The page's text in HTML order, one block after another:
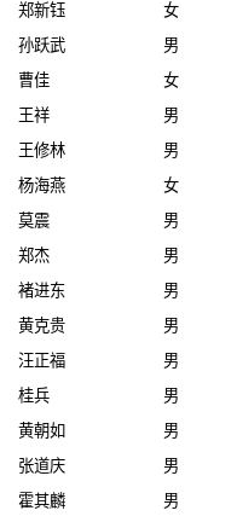
郑新钰
女
孙跃武
男
曹佳
女
王祥
男
王修林
男
杨海燕
女
莫震
男
郑杰
男
褚进东
男
黄克贵
男
汪正福
男
桂兵
男
黄朝如
男
张道庆
男
霍其麟
男